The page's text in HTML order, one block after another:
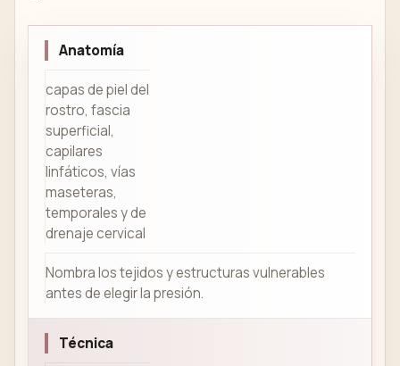
Anatomía
capas de piel del
rostro, fascia
superficial,
capilares
linfáticos, vías
maseteras,
temporales y de
drenaje cervical
Nombra los tejidos y estructuras vulnerables
antes de elegir la presión.
Técnica